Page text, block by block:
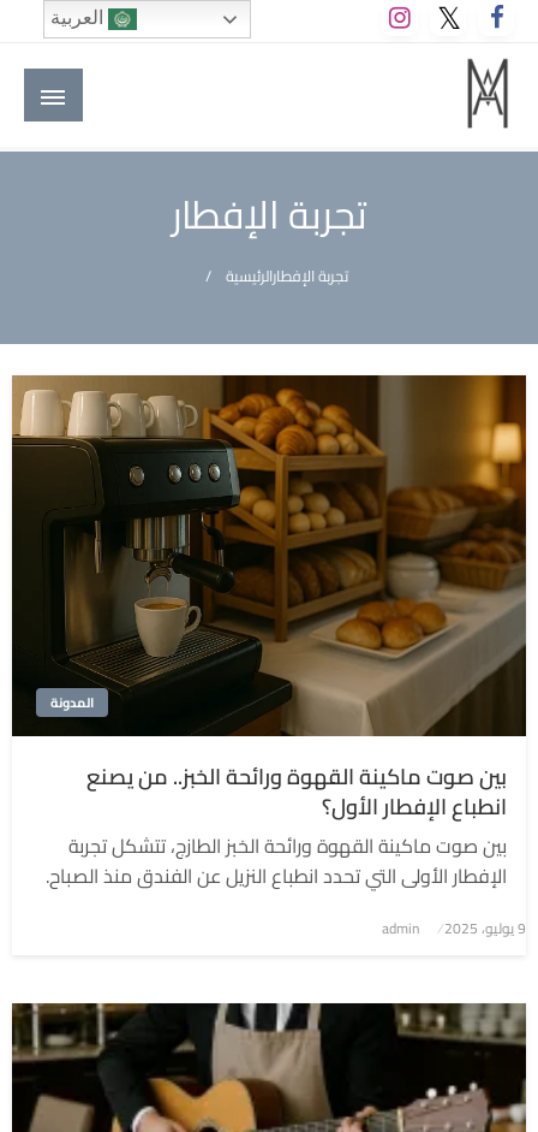
التخطي
إلى
المحتوى
M A hotels | إم ايه هوتيلز
الموقع الأول للعاملين في الفنادق في العالم العربي
تجربة الإفطار
الرئيسيةتجربة الإفطار
المدونة
بين صوت ماكينة القهوة ورائحة الخبز.. من يصنع
انطباع الإفطار الأول؟
بين صوت ماكينة القهوة ورائحة الخبز الطازج، تتشكل تجربة
الإفطار الأولى التي تحدد انطباع النزيل عن الفندق منذ الصباح.
نُشر
في9 يوليو، 2025 admin
العربية